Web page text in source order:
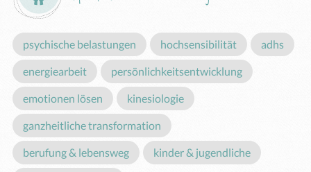
psychische belastungen hochsensibilität adhs
energiearbeit persönlichkeitsentwicklung
emotionen lösen kinesiologie
ganzheitliche transformation
berufung & lebensweg kinder & jugendliche